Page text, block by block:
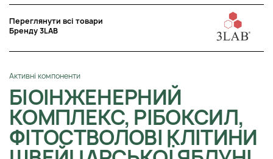
Переглянути всі товари
Бренду 3LAB
Активні компоненти
БІОІНЖЕНЕРНИЙ
КОМПЛЕКС, РІБОКСИЛ,
ФІТОСТВОЛОВІ КЛІТИНИ